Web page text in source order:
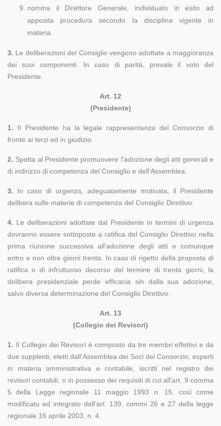
nomina il Direttore Generale, individuato in esito ad
apposita procedura secondo la disciplina vigente in
materia.
3. Le deliberazioni del Consiglio vengono adottate a maggioranza
dei suoi componenti. In caso di parità, prevale il voto del
Presidente.
Art. 12
(Presidente)
1. II Presidente ha la legale rappresentanza del Consorzio di
fronte ai terzi ed in giudizio.
2. Spetta al Presidente promuovere l'adozione degli atti generali e
di indirizzo di competenza del Consiglio e dell'Assemblea.
3. In caso di urgenza, adeguatamente motivata, il Presidente
delibera sulle materie di competenza del Consiglio Direttivo.
4. Le deliberazioni adottate dal Presidente in termini di urgenza
dovranno essere sottoposte a ratifica del Consiglio Direttivo nella
prima riunione successiva all'adozione degli atti e comunque
entro e non oltre giorni trenta. In caso di rigetto della proposta di
ratifica o di infruttuoso decorso del termine di trenta giorni, la
delibera presidenziale perde efficacia sin dalla sua adozione,
salvo diversa determinazione del Consiglio Direttivo.
Art. 13
(Collegio dei Revisori)
1. Il Collegio dei Revisori è composto da tre membri effettivi e da
due supplenti, eletti dall'Assemblea dei Soci del Consorzio, esperti
in materia amministrativa e contabile, iscritti nel registro dei
revisori contabili, o in possesso dei requisiti di cui all'art. 9 comma
5 della Legge regionale 11 maggio 1993 n. 15, così come
modificato ed integrato dall'art. 139, commi 26 e 27 della legge
regionale 16 aprile 2003, n. 4.